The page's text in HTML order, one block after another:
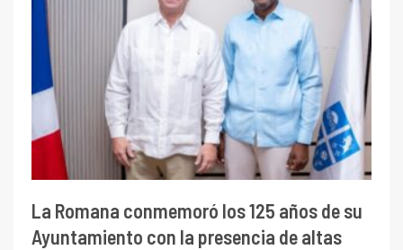
La Romana conmemoró los 125 años de su
Ayuntamiento con la presencia de altas